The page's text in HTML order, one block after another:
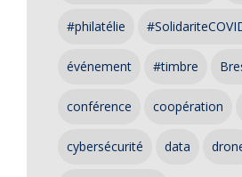
#philatélie
événement #timbre
conférence coopération
cybersécurité data